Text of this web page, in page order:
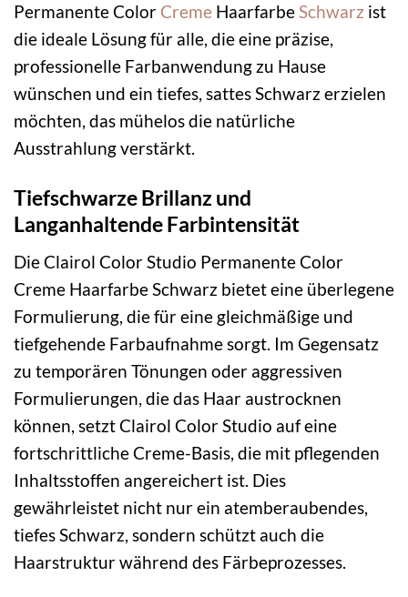
Permanente Color Creme HaarfarbeSchwarz ist
die ideale Lösung für alle, die eine präzise,
professionelle Farbanwendung zu Hause
wünschen und ein tiefes, sattes Schwarz erzielen
möchten, das mühelos die natürliche
Ausstrahlung verstärkt.
Tiefschwarze Brillanz und
Langanhaltende Farbintensität
Die Clairol Color Studio Permanente Color
Creme Haarfarbe Schwarz bietet eine überlegene
Formulierung, die für eine gleichmäßige und
tiefgehende Farbaufnahme sorgt. Im Gegensatz
zu temporären Tönungen oder aggressiven
Formulierungen, die das Haar austrocknen
können, setzt Clairol Color Studio auf eine
fortschrittliche Creme-Basis, die mit pflegenden
Inhaltsstoffen angereichert ist. Dies
gewährleistet nicht nur ein atemberaubendes,
tiefes Schwarz, sondern schützt auch die
Haarstruktur während des Färbeprozesses.